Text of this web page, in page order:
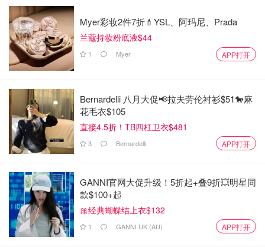
做5个或以上的玫瑰花。
Myer彩妆2件7折💄YSL、阿玛尼、Prada
兰蔻持妆粉底液$44
1 Myer APP打开
Bernardelli 八月大促📢拉夫劳伦衬衫$51🐎麻
花毛衣$105
直接4.5折！TB四杠卫衣$481
3 Bernardelli APP打开
GANNI官网大促升级！5折起+叠9折💥明星同
款$100+起
🎀经典蝴蝶结上衣$132
1 GANNI UK (AU) APP打开